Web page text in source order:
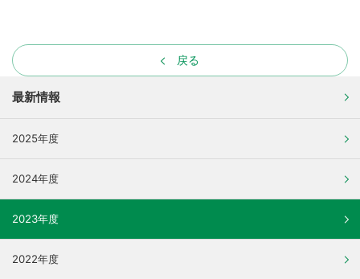
戻る
最新情報
2025年度
2024年度
2023年度
2022年度